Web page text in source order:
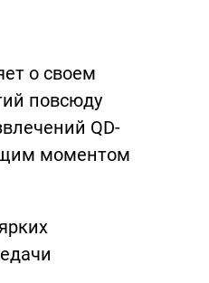
о своем
повсюду
QD-
моментом